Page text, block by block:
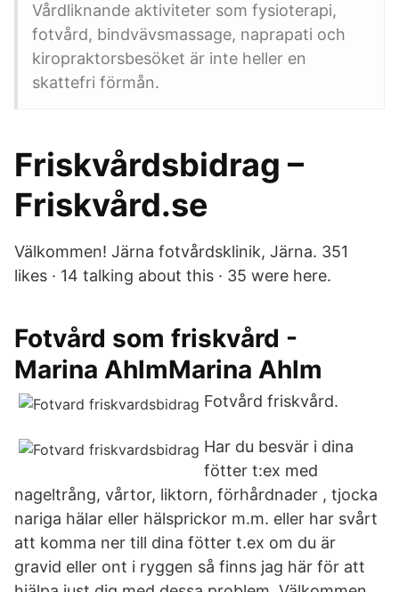
Vårdliknande aktiviteter som fysioterapi,
fotvård, bindvävsmassage, naprapati och
kiropraktorsbesöket är inte heller en
skattefri förmån.
Friskvårdsbidrag –
Friskvård.se
Välkommen! Järna fotvårdsklinik, Järna. 351
likes · 14 talking about this · 35 were here.
Fotvård som friskvård -
Marina AhlmMarina Ahlm
Fotvård friskvård.
Har du besvär i dina
fötter t:ex med
nageltrång, vårtor, liktorn, förhårdnader , tjocka
nariga hälar eller hälsprickor m.m. eller har svårt
att komma ner till dina fötter t.ex om du är
gravid eller ont i ryggen så finns jag här för att